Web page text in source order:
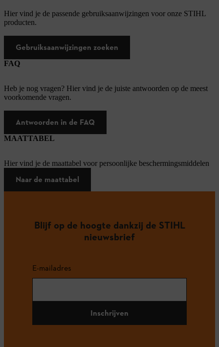
Hier vind je de passende gebruiksaanwijzingen voor onze STIHL
producten.
Gebruiksaanwijzingen zoeken
FAQ
Heb je nog vragen? Hier vind je de juiste antwoorden op de meest
voorkomende vragen.
Antwoorden in de FAQ
MAATTABEL
Hier vind je de maattabel voor persoonlijke beschermingsmiddelen
Naar de maattabel
Blijf op de hoogte dankzij de STIHL
nieuwsbrief
E-mailadres
Inschrijven